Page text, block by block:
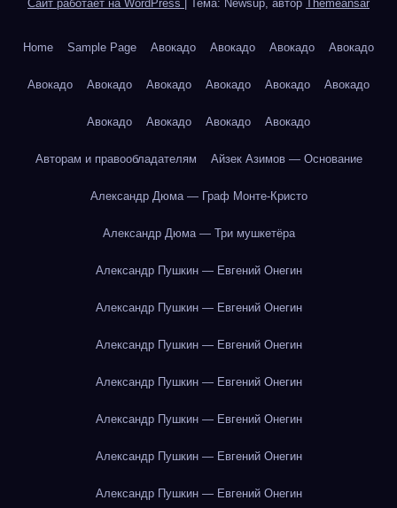
Сайт работает на WordPress Тема: Newsup, автор Themeansar
Home Sample Page Авокадо Авокадо Авокадо Авокадо
Авокадо Авокадо Авокадо Авокадо Авокадо Авокадо
Авокадо Авокадо Авокадо Авокадо
Авторам и правообладателям Айзек Азимов — Основание
Александр Дюма — Граф Монте-Кристо
Александр Дюма — Три мушкетёра
Александр Пушкин — Евгений Онегин
Александр Пушкин — Евгений Онегин
Александр Пушкин — Евгений Онегин
Александр Пушкин — Евгений Онегин
Александр Пушкин — Евгений Онегин
Александр Пушкин — Евгений Онегин
Александр Пушкин — Евгений Онегин